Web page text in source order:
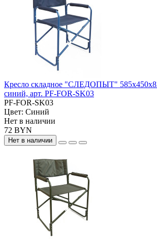
Кресло складное "СЛЕДОПЫТ"
синий, арт. PF-FOR-SK03
PF-FOR-SK03
Цвет: Синий
Нет в наличии
72 BYN
Нет в наличии